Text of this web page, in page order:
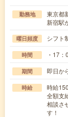
勤務地
東京都
新宿駅
曜日頻度 シフト
時間 ・17
期間 即日か
時給
時給
全額支
相談さ
す！